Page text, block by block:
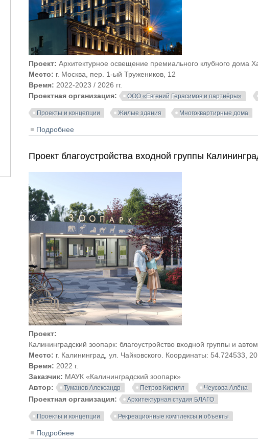
Проект:Архитектурное освещение премиального клубного дома
Место: г. Москва, пер. 1-ый Тружеников, 12
Время: 2022-2023 / 2026 гг.
Проектная организация:
ООО «Евгений Герасимов и партнёры»
Проекты и концепции Жилые здания Многоквартирные дома
Подробнее
Проект благоустройства входной группы
Проект:
Калининградский зоопарк: благоустройство входной группы и
Место: г. Калининград, ул. Чайковского. Координаты: 54.724533,
Время: 2022 г.
Заказчик: МАУК «Калининградский зоопарк»
Автор:
Туманов Александр Петров Кирилл Чеусова Алёна
Проектная организация: Архитектурная студия БЛАГО
Проекты и концепции Рекреационные комплексы и объекты
Подробнее